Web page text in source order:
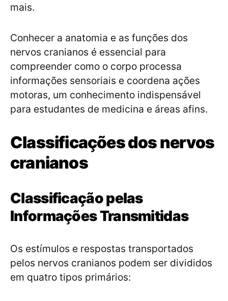
mais.
Conhecer a anatomia e as funções dos
nervos cranianos é essencial para
compreender como o corpo processa
informações sensoriais e coordena ações
motoras, um conhecimento indispensável
para estudantes de medicina e áreas afins.
Classificações dos nervos
cranianos
Classificação pelas
Informações Transmitidas
Os estímulos e respostas transportados
pelos nervos cranianos podem ser divididos
em quatro tipos primários: